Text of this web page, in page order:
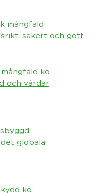
säkert och gott
och vårdar
globala